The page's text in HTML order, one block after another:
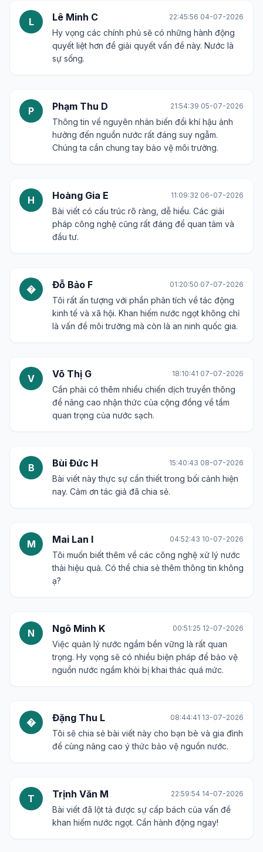
L Lê Minh C 22:45:56 04-07-2026
Hy vọng các chính phủ sẽ có những hành động
quyết liệt hơn để giải quyết vấn đề này. Nước là
sự sống.
P Phạm Thu D 21:54:39 05-07-2026
Thông tin về nguyên nhân biến đổi khí hậu ảnh
hưởng đến nguồn nước rất đáng suy ngẫm.
Chúng ta cần chung tay bảo vệ môi trường.
H Hoàng Gia E 11:09:32 06-07-2026
Bài viết có cấu trúc rõ ràng, dễ hiểu. Các giải
pháp công nghệ cũng rất đáng để quan tâm và
đầu tư.
� Đỗ Bảo F 01:20:50 07-07-2026
Tôi rất ấn tượng với phần phân tích về tác động
kinh tế và xã hội. Khan hiếm nước ngọt không chỉ
là vấn đề môi trường mà còn là an ninh quốc gia.
V Võ Thị G 18:10:41 07-07-2026
Cần phải có thêm nhiều chiến dịch truyền thông
để nâng cao nhận thức của cộng đồng về tầm
quan trọng của nước sạch.
B Bùi Đức H 15:40:43 08-07-2026
Bài viết này thực sự cần thiết trong bối cảnh hiện
nay. Cảm ơn tác giả đã chia sẻ.
M Mai Lan I 04:52:43 10-07-2026
Tôi muốn biết thêm về các công nghệ xử lý nước
thải hiệu quả. Có thể chia sẻ thêm thông tin không
ạ?
N Ngô Minh K 00:51:25 12-07-2026
Việc quản lý nước ngầm bền vững là rất quan
trọng. Hy vọng sẽ có nhiều biện pháp để bảo vệ
nguồn nước ngầm khỏi bị khai thác quá mức.
� Đặng Thu L 08:44:41 13-07-2026
Tôi sẽ chia sẻ bài viết này cho bạn bè và gia đình
để cùng nâng cao ý thức bảo vệ nguồn nước.
T Trịnh Văn M 22:59:54 14-07-2026
Bài viết đã lột tả được sự cấp bách của vấn đề
khan hiếm nước ngọt. Cần hành động ngay!